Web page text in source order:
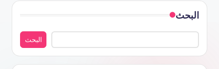
البحث
البحث